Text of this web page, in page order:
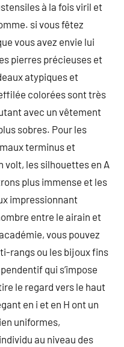
à la fois viril et
si vous fêtez
vous avez envie lui
pierres précieuses et
atypiques et
colorées sont très
avec un vêtement
sobres. Pour les
terminus et
volt, les silhouettes en A
plus immense et les
impressionnant
entre le airain et
vous pouvez
rangs ou les bijoux fins
qui s’impose
le regard vers le haut
en i et en H ont un
uniformes,
au niveau des